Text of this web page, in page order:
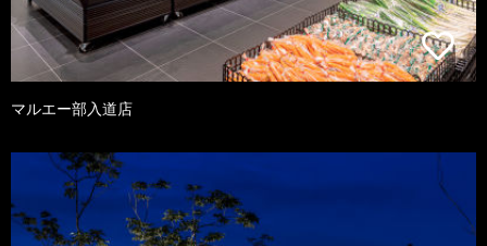
マルエー部入道店